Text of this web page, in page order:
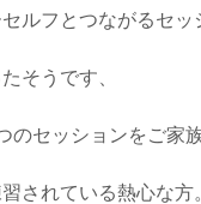
ルフとつながるセッ
そうです、
のセッションをご家
されている熱心な方。